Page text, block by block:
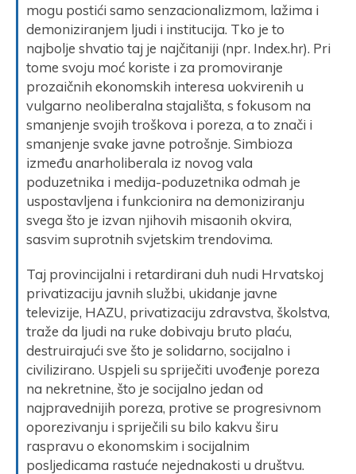
mogu postići samo senzacionalizmom, lažima i
demoniziranjem ljudi i institucija. Tko je to
najbolje shvatio taj je najčitaniji (npr. Index.hr). Pri
tome svoju moć koriste i za promoviranje
prozaičnih ekonomskih interesa uokvirenih u
vulgarno neoliberalna stajališta, s fokusom na
smanjenje svojih troškova i poreza, a to znači i
smanjenje svake javne potrošnje. Simbioza
između anarholiberala iz novog vala
poduzetnika i medija-poduzetnika odmah je
uspostavljena i funkcionira na demoniziranju
svega što je izvan njihovih misaonih okvira,
sasvim suprotnih svjetskim trendovima.
Taj provincijalni i retardirani duh nudi Hrvatskoj
privatizaciju javnih službi, ukidanje javne
televizije, HAZU, privatizaciju zdravstva, školstva,
traže da ljudi na ruke dobivaju bruto plaću,
destruirajući sve što je solidarno, socijalno i
civilizirano. Uspjeli su spriječiti uvođenje poreza
na nekretnine, što je socijalno jedan od
najpravednijih poreza, protive se progresivnom
oporezivanju i spriječili su bilo kakvu širu
raspravu o ekonomskim i socijalnim
posljedicama rastuće nejednakosti u društvu.